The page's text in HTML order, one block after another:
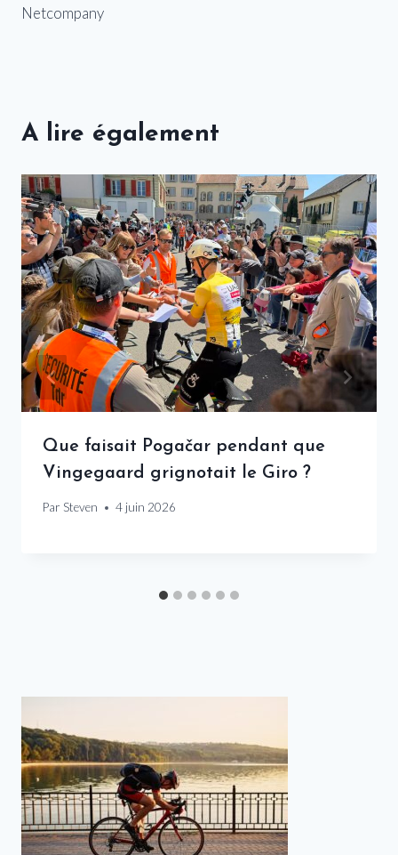
l’article
Netcompany
A lire également
Que faisait Pogačar pendant que
Vingegaard grignotait le Giro ?
Par Steven 4 juin 2026